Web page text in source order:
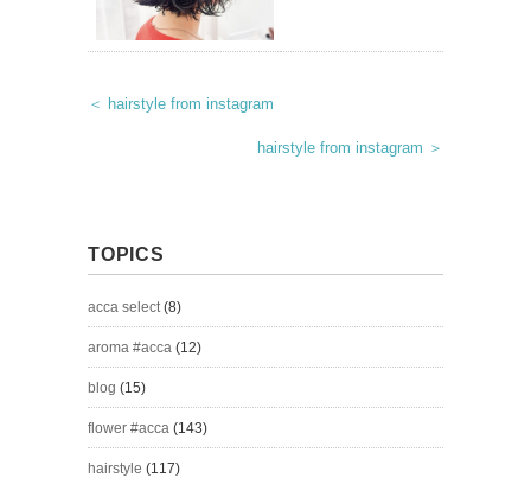
＜ hairstyle from instagram
hairstyle from instagram ＞
TOPICS
acca select(8)
aroma #acca (12)
blog (15)
flower #acca (143)
hairstyle (117)